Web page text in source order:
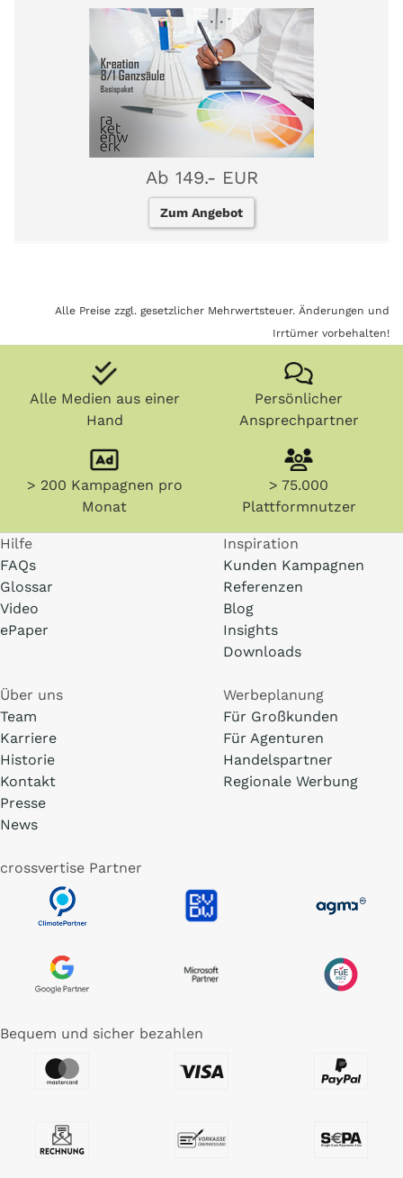
Ab 149.- EUR
Zum Angebot
Alle Preise zzgl. gesetzlicher Mehrwertsteuer. Änderungen und
Irrtümer vorbehalten!
Alle Medien aus einer
Hand
Persönlicher
Ansprechpartner
> 200 Kampagnen pro
Monat
> 75.000
Plattformnutzer
Hilfe
FAQs
Glossar
Video
ePaper
Inspiration
Kunden Kampagnen
Referenzen
Blog
Insights
Downloads
Über uns
Team
Karriere
Historie
Kontakt
Presse
News
Werbeplanung
Für Großkunden
Für Agenturen
Handelspartner
Regionale Werbung
crossvertise Partner
Bequem und sicher bezahlen